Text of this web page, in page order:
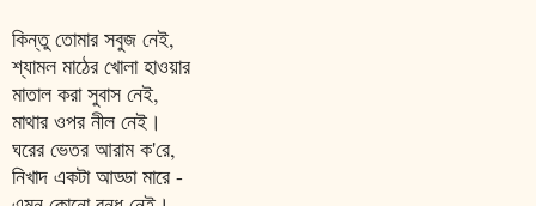
কিন্তু তোমার সবুজ নেই,
শ্যামল মাঠের খোলা হাওয়ার
মাতাল করা সুবাস নেই,
মাথার ওপর নীল নেই।
ঘরের ভেতর আরাম ক'রে,
নিখাদ একটা আড্ডা মারে -